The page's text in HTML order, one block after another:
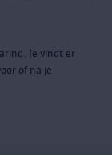
Je vindt er
of na je